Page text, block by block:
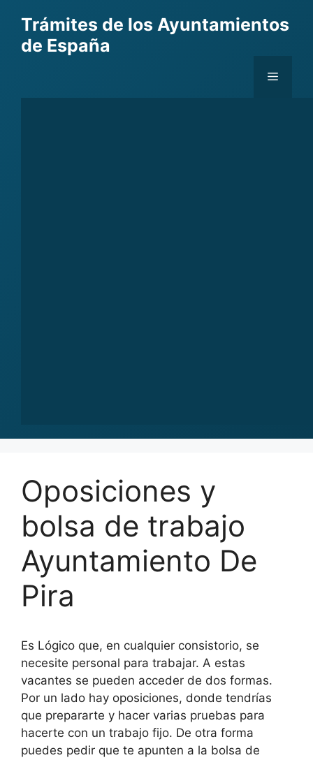
content
Trámites de los Ayuntamientos
de España
Menu
Oposiciones y
bolsa de trabajo
Ayuntamiento De
Pira
Es Lógico que, en cualquier consistorio, se
necesite personal para trabajar. A estas
vacantes se pueden acceder de dos formas.
Por un lado hay oposiciones, donde tendrías
que prepararte y hacer varias pruebas para
hacerte con un trabajo fijo. De otra forma
puedes pedir que te apunten a la bolsa de